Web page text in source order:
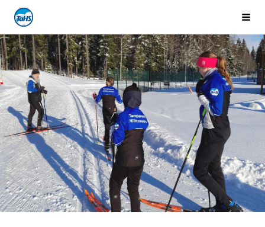
Siirry
sivun
sisältöön
Tampereen Hiihtoseura